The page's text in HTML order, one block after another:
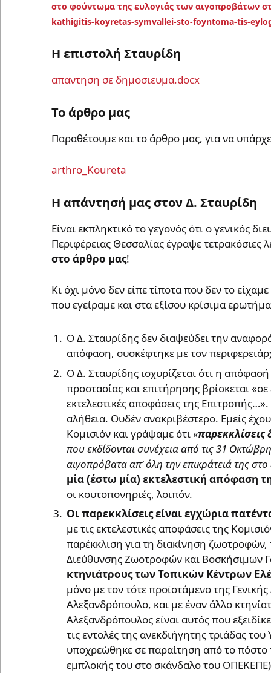
στο φούντωμα της ευλογιάς των αιγοπροβάτων
Η επιστολή Σταυρίδη
απαντηση σε δημοσιευμα.docx
Το άρθρο μας
Παραθέτουμε και το άρθρο μας, για να
arthro_Koureta
Η απάντησή μας στον Δ. Σταυρίδη
Είναι εκπληκτικό το γεγονός ότι ο γενικός
Περιφέρειας Θεσσαλίας έγραψε τετρακόσιες
στο άρθρο μας!
Κι όχι μόνο δεν είπε τίποτα που δεν το
που εγείραμε και στα εξίσου κρίσιμα
Ο Δ. Σταυρίδης δεν διαψεύδει την
απόφαση, συσκέφτηκε με τον
Ο Δ. Σταυρίδης ισχυρίζεται ότι η
προστασίας και επιτήρησης βρίσκεται «
εκτελεστικές αποφάσεις της
αλήθεια. Ουδέν ανακριβέστερο. Εμείς
Κομισιόν και γράψαμε ότι«παρεκκλίσεις
που εκδίδονται συνέχεια από τις 31
αιγοπρόβατα απ’ όλη την επικράτειά της
μία (έστω μία) εκτελεστική απόφαση
οι κουτοπονηριές, λοιπόν.
Οι παρεκκλίσεις είναι εγχώρια
με τις εκτελεστικές αποφάσεις της
παρέκκλιση για τη διακίνηση
Διεύθυνσης Ζωοτροφών και Βοσκήσιμων
κτηνιάτρους των Τοπικών Κέντρων
μόνο με τον τότε προϊστάμενο της
Αλεξανδρόπουλο, και με έναν άλλο
Αλεξανδρόπουλος είναι αυτός που
τις εντολές της ανεκδιήγητης τριάδας
υποχρεώθηκε σε παραίτηση από το
εμπλοκής του στο σκάνδαλο του